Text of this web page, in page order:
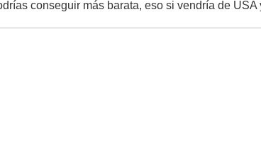
conseguir más barata, eso si vendría de